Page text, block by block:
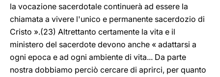
la vocazione sacerdotale continuerà ad essere la
chiamata a vivere l'unico e permanente sacerdozio di
Cristo ».(23) Altrettanto certamente la vita e il
ministero del sacerdote devono anche « adattarsi a
ogni epoca e ad ogni ambiente di vita... Da parte
nostra dobbiamo perciò cercare di aprirci, per quanto